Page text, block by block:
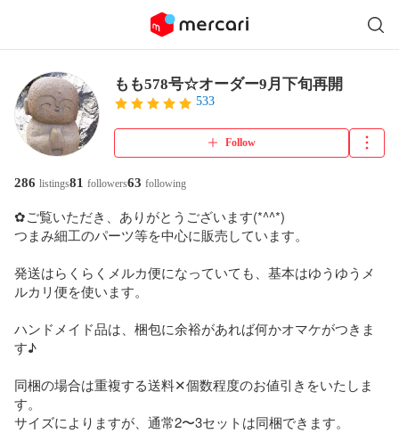
もも578号☆オーダー9月下旬再開
533
Follow
286 listings81 followers63 following
✿ご覧いただき、ありがとうございます(*^^*)
つまみ細工のパーツ等を中心に販売しています。
発送はらくらくメルカ便になっていても、基本はゆうゆうメ
ルカリ便を使います。
ハンドメイド品は、梱包に余裕があれば何かオマケがつきま
す♪
同梱の場合は重複する送料✕個数程度のお値引きをいたしま
す。
サイズによりますが、通常2〜3セットは同梱できます。